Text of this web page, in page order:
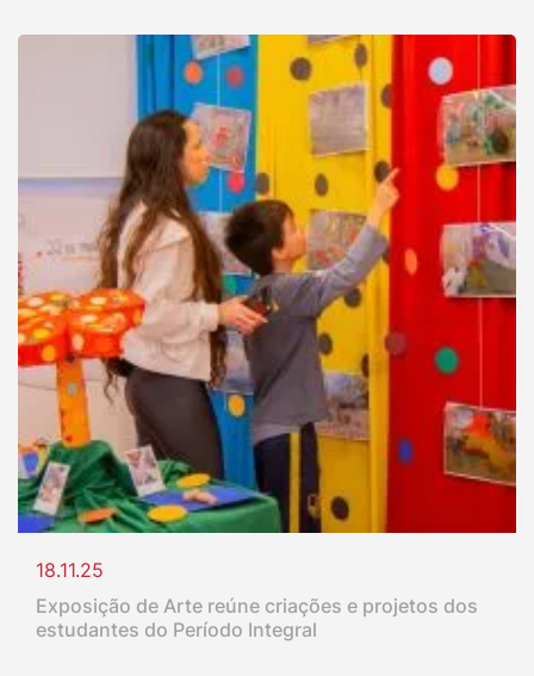
18.11.25
Exposição de Arte reúne criações e projetos dos
estudantes do Período Integral